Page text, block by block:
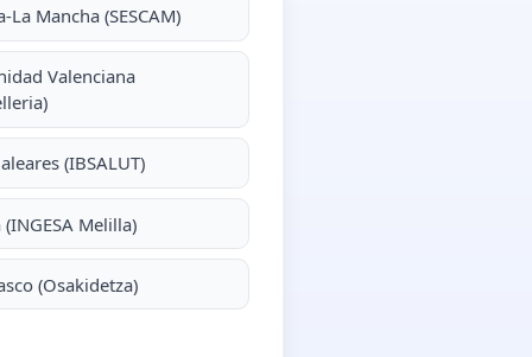
La Mancha (SESCAM)
Valenciana
(IBSALUT)
Melilla)
(Osakidetza)